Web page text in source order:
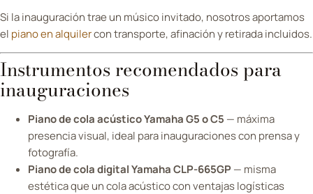
Si la inauguración trae un músico invitado, nosotros aportamos
el piano en alquilercon transporte, afinación y retirada incluidos.
Instrumentos recomendados para
inauguraciones
Piano de cola acústico Yamaha G5 o C5 — máxima
presencia visual, ideal para inauguraciones con prensa y
fotografía.
Piano de cola digital Yamaha CLP-665GP — misma
estética que un cola acústico con ventajas logísticas